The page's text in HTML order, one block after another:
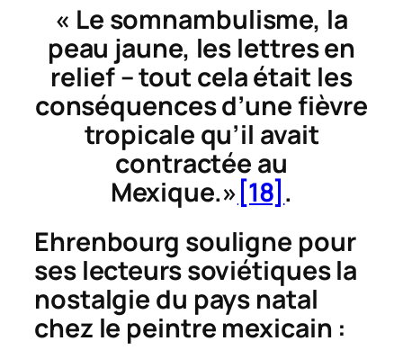
« Le somnambulisme, la
peau jaune, les lettres en
relief – tout cela était les
conséquences d’une fièvre
tropicale qu’il avait
contractée au
Mexique.» [18] .
Ehrenbourg souligne pour
ses lecteurs soviétiques la
nostalgie du pays natal
chez le peintre mexicain :